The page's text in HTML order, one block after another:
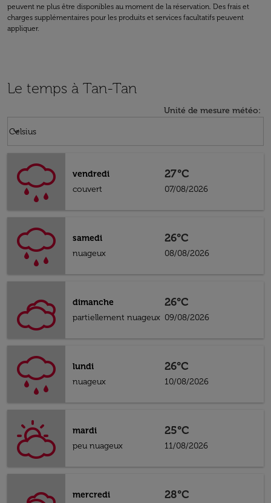
peuvent ne plus être disponibles au moment de la réservation. Des frais et
charges supplémentaires pour les produits et services facultatifs peuvent
appliquer.
Le temps à Tan-Tan
Unité de mesure météo:
Celsius
keyboard_arrow_down
vendredi
couvert
27°C
07/08/2026
samedi
nuageux
26°C
08/08/2026
dimanche
partiellement nuageux
26°C
09/08/2026
lundi
nuageux
26°C
10/08/2026
mardi
peu nuageux
25°C
11/08/2026
mercredi
28°C